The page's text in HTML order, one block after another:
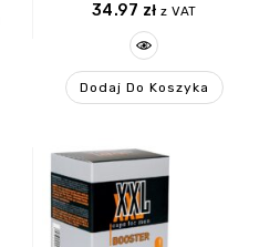
34.97 zł z VAT
Dodaj Do Koszyka